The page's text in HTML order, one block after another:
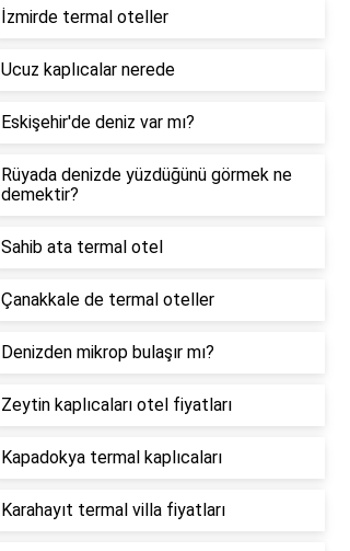
İzmirde termal oteller
Ucuz kaplıcalar nerede
Eskişehir'de deniz var mı?
Rüyada denizde yüzdüğünü görmek ne
demektir?
Sahib ata termal otel
Çanakkale de termal oteller
Denizden mikrop bulaşır mı?
Zeytin kaplıcaları otel fiyatları
Kapadokya termal kaplıcaları
Karahayıt termal villa fiyatları